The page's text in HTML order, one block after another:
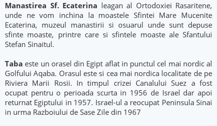
Manastirea Sf. Ecaterina leagan al Ortodoxiei Rasaritene,
unde ne vom inchina la moastele Sfintei Mare Mucenite
Ecaterina, muzeul manastirii si osuarul unde sunt depuse
sfinte moaste, printre care si sfintele moaste ale Sfantului
Stefan Sinaitul.
Tabaeste un orasel din Egipt aflat in punctul cel mai nordic al
Golfului Aqaba. Orasul este si cea mai nordica localitate de pe
Riviera Marii Rosii. In timpul crizei Canalului Suez a fost
ocupat pentru o perioada scurta in 1956 de Israel dar apoi
returnat Egiptului in 1957. Israel-ul a reocupat Peninsula Sinai
in urma Razboiului de Sase Zile din 1967